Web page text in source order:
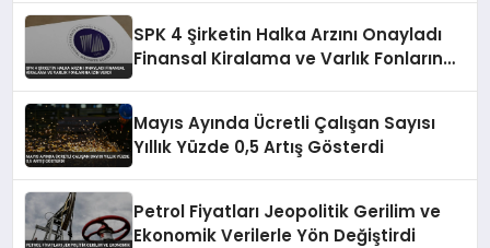
SPK 4 Şirketin Halka Arzını Onayladı
Finansal Kiralama ve Varlık Fonlarına
Mayıs Ayında Ücretli Çalışan Sayısı
Yıllık Yüzde 0,5 Artış Gösterdi
Petrol Fiyatları Jeopolitik Gerilim ve
Ekonomik Verilerle Yön Değiştirdi